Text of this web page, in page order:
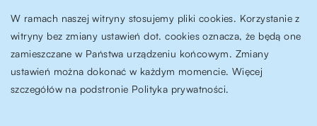
W ramach naszej witryny stosujemy pliki cookies. Korzystanie z
witryny bez zmiany ustawień dot. cookies oznacza, że będą one
zamieszczane w Państwa urządzeniu końcowym. Zmiany
ustawień można dokonać w każdym momencie. Więcej
szczegółów na podstronie Polityka prywatności.